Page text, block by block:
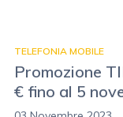
TELEFONIA MOBILE
Promozione
€ fino al 5